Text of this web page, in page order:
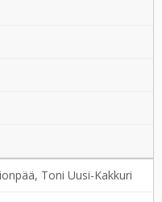
Toni Uusi-Kakkuri